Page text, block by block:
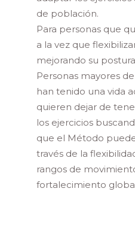
de población.
Para personas que
a la vez que
mejorando su
Personas mayores
han tenido una vida
quieren dejar de
los ejercicios
que el Método
través de la
rangos de
fortalecimiento